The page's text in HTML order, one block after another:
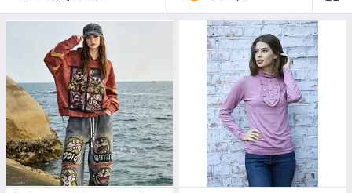
Туреччина. Співвідношення ціна-якість Вас
приємно здивує.